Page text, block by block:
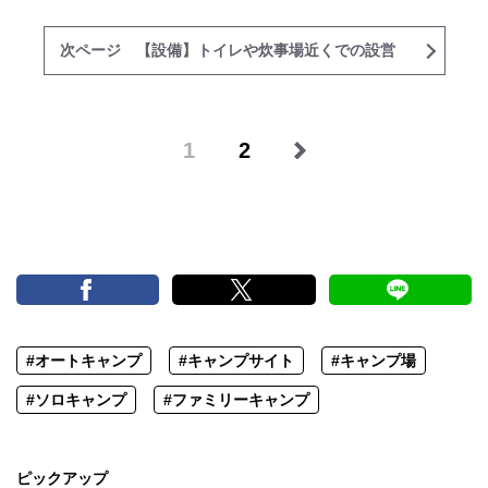
次ページ 【設備】トイレや炊事場近くでの設営
1 2
#オートキャンプ #キャンプサイト #キャンプ場
#ソロキャンプ #ファミリーキャンプ
ピックアップ